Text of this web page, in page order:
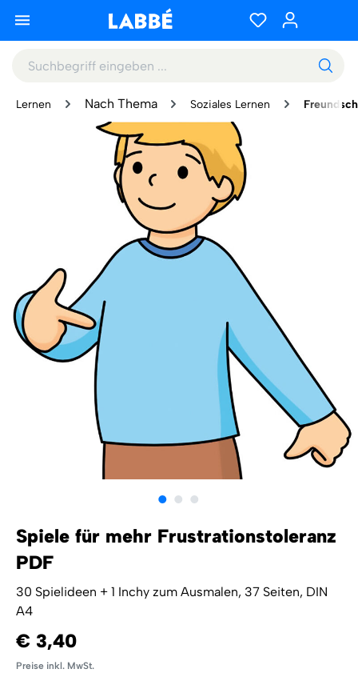
Lernen Nach Thema Soziales Lernen
Spiele für mehr Frustrationstoleranz
PDF
30 Spielideen + 1 Inchy zum Ausmalen, 37 Seiten, DIN
A4
€ 3,40
Preise inkl. MwSt.